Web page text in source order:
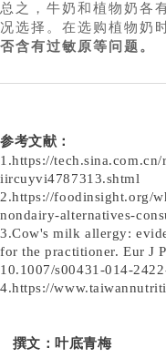
总之，牛奶和植物奶各
况选择。在选购植物奶
否含有过敏原等问题。
参考文献：
1.https://
iircuyvi4787313.shtml
2.https://foodinsight.org/
nondairy-alternatives-
3.Cow's milk allergy:
for the practitioner. Eur J
10.1007/s00431-014-
4.https://
撰文： 叶底青梅